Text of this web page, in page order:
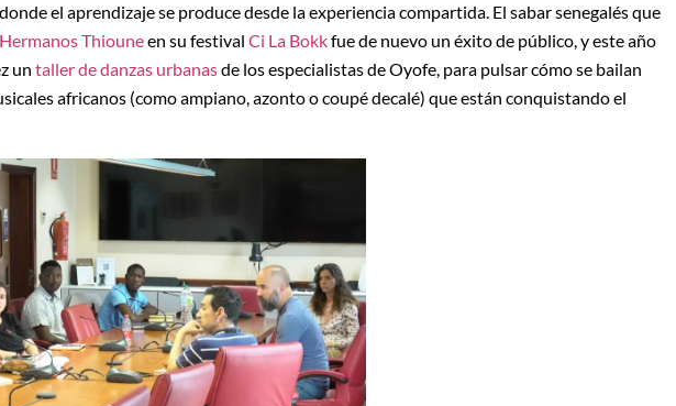
el aprendizaje se produce desde la experiencia compartida. El sabar senegalés que
Hermanos Thiouneen su festival Ci La Bokkfue de nuevo un éxito de público, y este año
un taller de danzas urbanasde los especialistas de Oyofe, para pulsar cómo se bailan
africanos (como ampiano, azonto o coupé decalé) que están conquistando el